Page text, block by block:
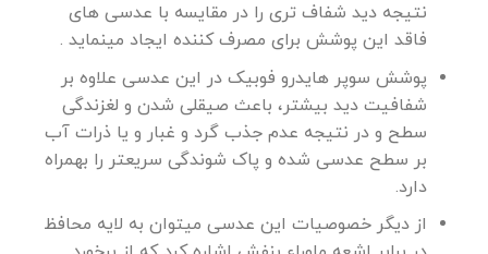
نتیجه دید شفاف تری را در مقایسه با عدسی های
فاقد این پوشش برای مصرف کننده ایجاد مینماید .
پوشش سوپر هایدرو فوبیک در این عدسی علاوه بر
شفافیت دید بیشتر، باعث صیقلی شدن و لغزندگی
سطح و در نتیجه عدم جذب گرد و غبار و یا ذرات آب
بر سطح عدسی شده و پاک شوندگی سریعتر را بهمراه
دارد.
از دیگر خصوصیات این عدسی میتوان به لایه محافظ